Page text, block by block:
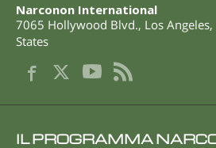
Narconon International
7065 Hollywood Blvd., Los Angeles,
States
IL PROGRAMMA